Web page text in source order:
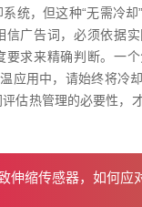
统，但这种“无需冷
信广告词，必须依据
要求来精确判断。一
应用中，请始终将冷
估热管理的必要性，
伸缩传感器，如何应对高